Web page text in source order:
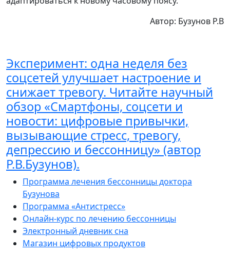
Автор: Бузунов Р.В
Эксперимент: одна неделя без
соцсетей улучшает настроение и
снижает тревогу. Читайте научный
обзор «Смартфоны, соцсети и
новости: цифровые привычки,
вызывающие стресс, тревогу,
депрессию и бессонницу» (автор
Р.В.Бузунов).
Программа лечения бессонницы доктора
Бузунова
Программа «Антистресс»
Онлайн-курс по лечению бессонницы
Электронный дневник сна
Магазин цифровых продуктов